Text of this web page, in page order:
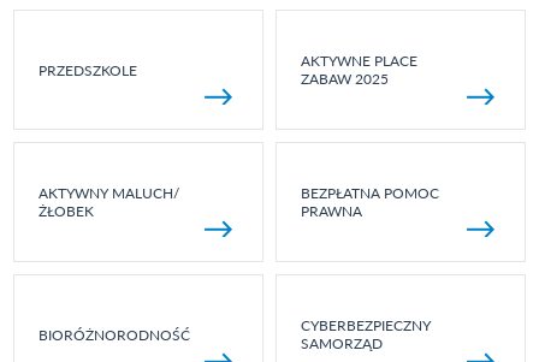
PRZEDSZKOLE
AKTYWNE PLACE
ZABAW 2025
AKTYWNY MALUCH/
ŻŁOBEK
BEZPŁATNA POMOC
PRAWNA
BIORÓŻNORODNOŚĆ
CYBERBEZPIECZNY
SAMORZĄD